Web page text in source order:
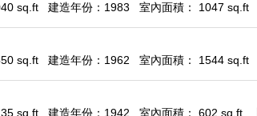
sq.ft
建造年份：1983 室內面積： 1047 sq.ft
sq.ft
建造年份：1962 室內面積： 1544 sq.ft
sq.ft
建造年份：1942 室內面積： 602 sq.ft